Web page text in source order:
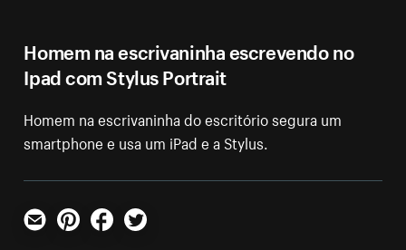
Homem na escrivaninha escrevendo no
Ipad com Stylus Portrait
Homem na escrivaninha do escritório segura um
smartphone e usa um iPad e a Stylus.
E-mailPinterestFacebookTwitter